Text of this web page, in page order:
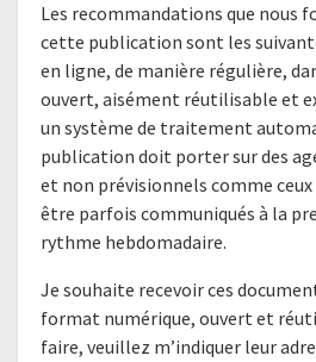
Les recommandations que nous
cette publication sont les
en ligne, de manière régulière,
ouvert, aisément réutilisable et
un système de traitement
publication doit porter sur des
et non prévisionnels comme
être parfois communiqués à la
rythme hebdomadaire.
Je souhaite recevoir ces
format numérique, ouvert et
faire, veuillez m’indiquer leur